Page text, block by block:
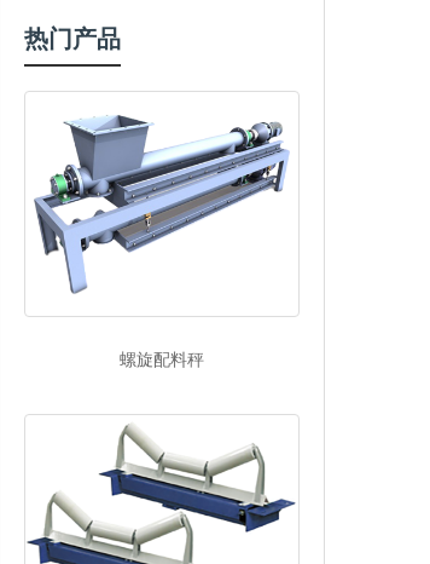
热门产品
螺旋配料秤